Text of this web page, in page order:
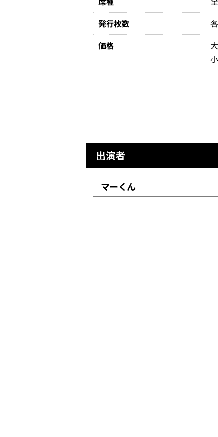
発行枚数
価格
出演者
マーくん